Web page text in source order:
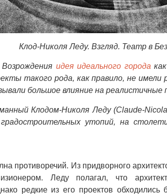
Клод-Николя Леду. Взгляд. Театр в
идея идеального города
такого рода, как правило, не имели
большое влияние на
Клодом-Николя Леду (Claude-
утопий, на
противоречий. Из придворного
Леду полагал, что
редкие из его проектов обходились